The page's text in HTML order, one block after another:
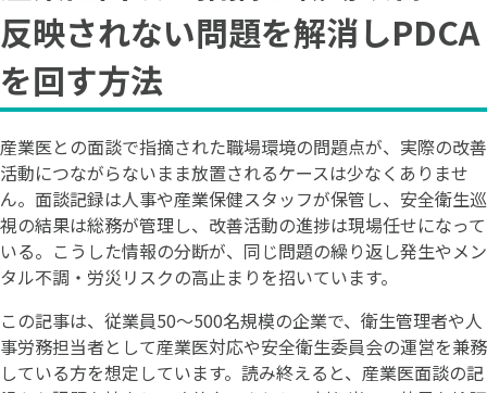
反映されない問題を解消しPDCA
を回す方法
産業医との面談で指摘された職場環境の問題点が、実際の改善
活動につながらないまま放置されるケースは少なくありませ
ん。面談記録は人事や産業保健スタッフが保管し、安全衛生巡
視の結果は総務が管理し、改善活動の進捗は現場任せになって
いる。こうした情報の分断が、同じ問題の繰り返し発生やメン
タル不調・労災リスクの高止まりを招いています。
この記事は、従業員50〜500名規模の企業で、衛生管理者や人
事労務担当者として産業医対応や安全衛生委員会の運営を兼務
している方を想定しています。読み終えると、産業医面談の記